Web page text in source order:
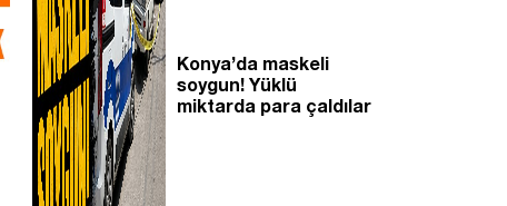
Konya’da maskeli
soygun! Yüklü
miktarda para çaldılar